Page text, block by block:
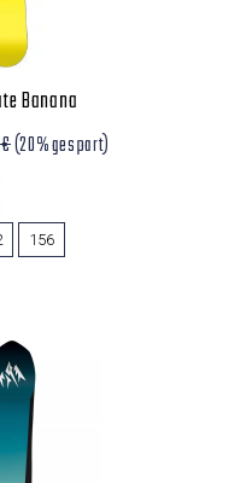
Banana
(20% gespart)
156